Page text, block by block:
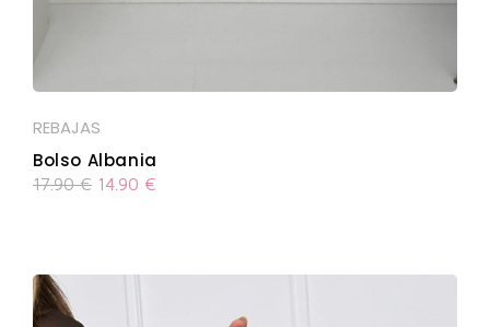
REBAJAS
Bolso Albania
17.90€ 14.90 €